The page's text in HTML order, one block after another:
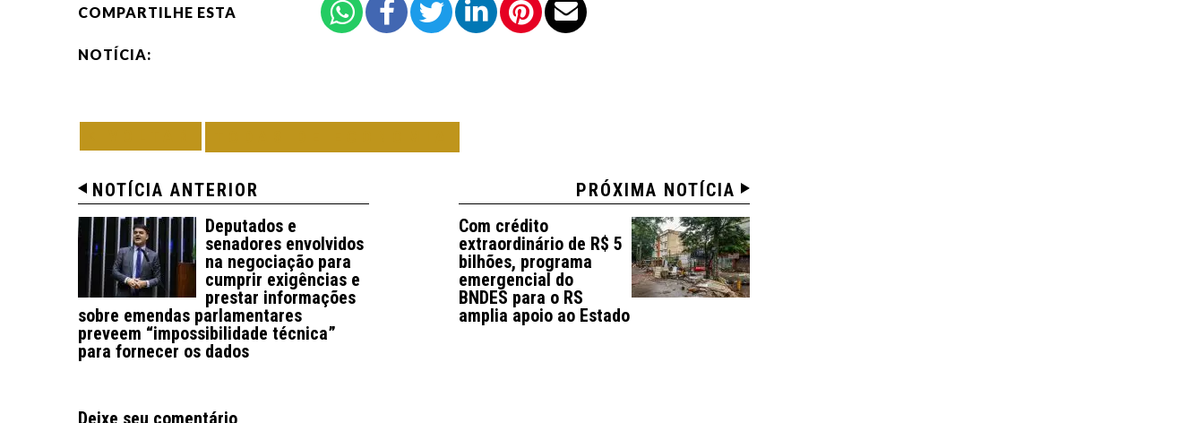
COMPARTILHE ESTA
NOTÍCIA:
NOTÍCIA ANTERIOR
Deputados e
senadores envolvidos
na negociação para
cumprir exigências e
prestar informações
sobre emendas parlamentares
preveem “impossibilidade técnica”
para fornecer os dados
PRÓXIMA NOTÍCIA
Com crédito
extraordinário de R$ 5
bilhões, programa
emergencial do
BNDES para o RS
amplia apoio ao Estado
Deixe seu comentário